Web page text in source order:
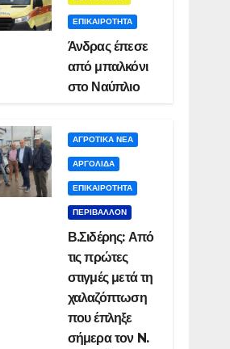
ΕΠΙΚΑΙΡΟΤΗΤΑ
Άνδρας έπεσε
από μπαλκόνι
στο Ναύπλιο
ΑΓΡΟΤΙΚΑ ΝΕΑ
ΑΡΓΟΛΙΔΑ
ΕΠΙΚΑΙΡΟΤΗΤΑ
ΠΕΡΙΒΑΛΛΟΝ
Β.Σιδέρης: Από
τις πρώτες
στιγμές μετά τη
χαλαζόπτωση
που έπληξε
σήμερα τον N.